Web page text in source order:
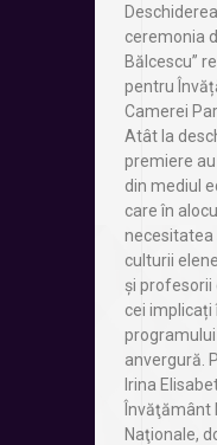
ceremonia
Bălcescu”
pentru
Camerei
Atât la
premiere
din mediul
care în
necesitatea
culturii
și profesorii
cei
anvergură.
Irina
Învăţământ
Naţionale,